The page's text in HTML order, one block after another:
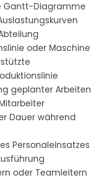
Gantt-Diagramme
oder Maschine
geplanter Arbeiten
Dauer während
Personaleinsatzes
oder Teamleitern